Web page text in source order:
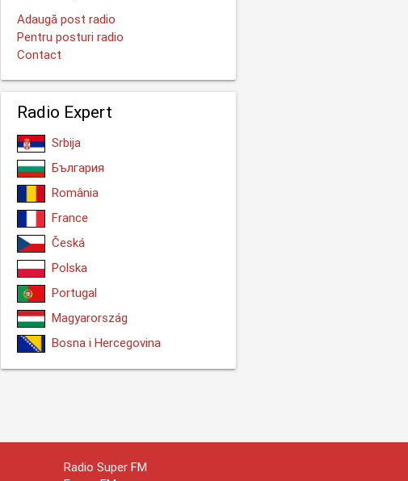
Adaugă post radio
Pentru posturi radio
Contact
Radio Expert
Srbija
България
România
France
Česká
Polska
Portugal
Magyarország
Bosna i Hercegovina
Radio Super FM